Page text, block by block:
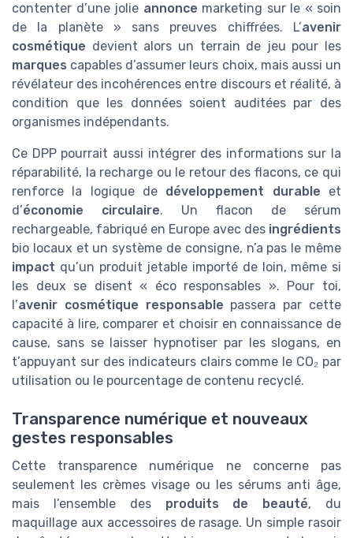
contenter d’une jolie annonce marketing sur le « soin
de la planète » sans preuves chiffrées. L’avenir
cosmétique devient alors un terrain de jeu pour les
marques capables d’assumer leurs choix, mais aussi un
révélateur des incohérences entre discours et réalité, à
condition que les données soient auditées par des
organismes indépendants.
Ce DPP pourrait aussi intégrer des informations sur la
réparabilité, la recharge ou le retour des flacons, ce qui
renforce la logique de développement durable et
d’économie circulaire. Un flacon de sérum
rechargeable, fabriqué en Europe avec des ingrédients
bio locaux et un système de consigne, n’a pas le même
impact qu’un produit jetable importé de loin, même si
les deux se disent « éco responsables ». Pour toi,
l’avenir cosmétique responsable passera par cette
capacité à lire, comparer et choisir en connaissance de
cause, sans se laisser hypnotiser par les slogans, en
t’appuyant sur des indicateurs clairs comme le CO₂ par
utilisation ou le pourcentage de contenu recyclé.
Transparence numérique et nouveaux
gestes responsables
Cette transparence numérique ne concerne pas
seulement les crèmes visage ou les sérums anti âge,
mais l’ensemble des produits de beauté, du
maquillage aux accessoires de rasage. Un simple rasoir